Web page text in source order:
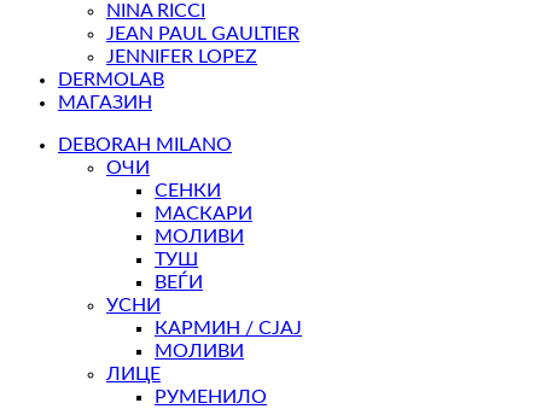
NINA RICCI
JEAN PAUL GAULTIER
JENNIFER LOPEZ
DERMOLAB
МАГАЗИН
DEBORAH MILANO
ОЧИ
СЕНКИ
МАСКАРИ
МОЛИВИ
ТУШ
ВЕЃИ
УСНИ
КАРМИН / СЈАЈ
МОЛИВИ
ЛИЦЕ
РУМЕНИЛО